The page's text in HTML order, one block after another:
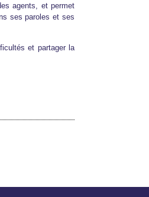
agents, et permet
ses paroles et ses
et partager la